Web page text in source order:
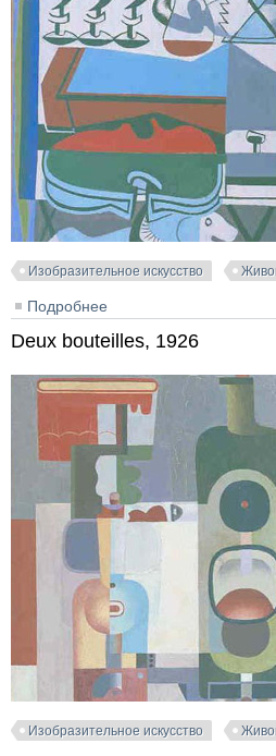
Изобразительное искусство
Подробнее
Deux bouteilles, 1926
Изобразительное искусство